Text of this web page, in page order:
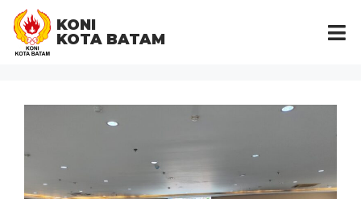
KONI
KOTA BATAM